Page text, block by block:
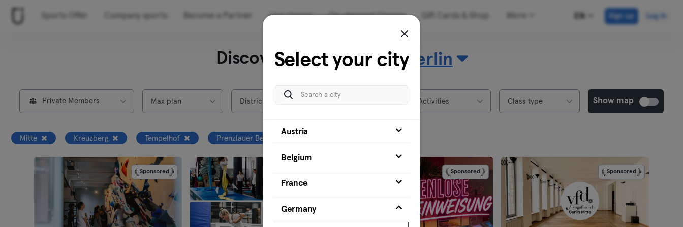
Live classes On-demand Classes EN Sign up Log in
Discover our venues inBerlin
Private Members Max plan Districts Activities Class type Show map
Mitte Kreuzberg Tempelhof Prenzlauer Berg
Sponsored Sponsored Sponsored Sponsored
Select your city
Austria
Belgium
France
Germany